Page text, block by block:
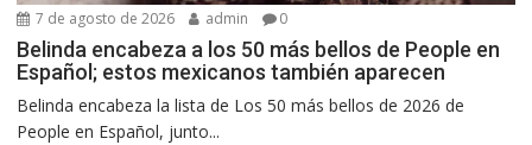
7 de agosto de 2026 admin 0
Belinda encabeza a los 50 más bellos de People en
Español; estos mexicanos también aparecen
Belinda encabeza la lista de Los 50 más bellos de 2026 de
People en Español, junto...